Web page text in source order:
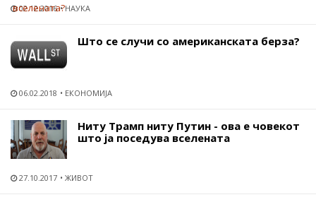
02.12.2016 НАУКА
Што се случи со американската берза?
06.02.2018 ЕКОНОМИЈА
Ниту Трамп ниту Путин - ова е човекот
што ја поседува вселената
27.10.2017 ЖИВОТ